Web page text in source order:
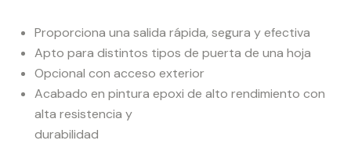
Proporciona una salida rápida, segura y efectiva
Apto para distintos tipos de puerta de una hoja
Opcional con acceso exterior
Acabado en pintura epoxi de alto rendimiento con
alta resistencia y
durabilidad